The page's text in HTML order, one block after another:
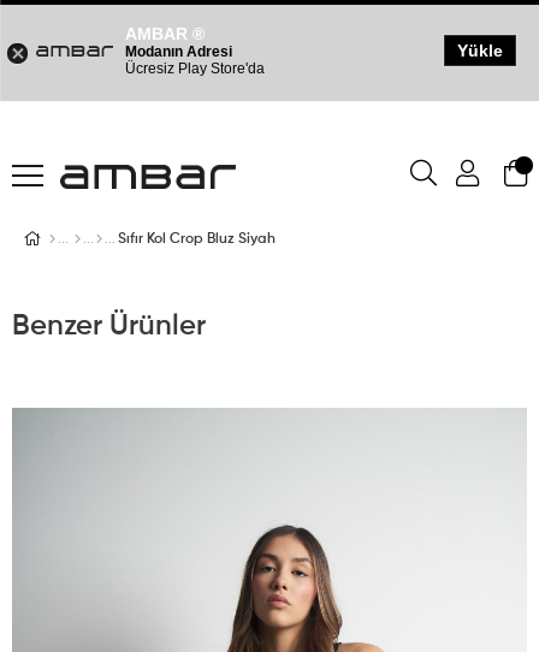
Sıfır Kol Crop Bluz Siyah
Benzer Ürünler
AMBAR ®
Modanın Adresi
Ücresiz Play Store'da
Yükle